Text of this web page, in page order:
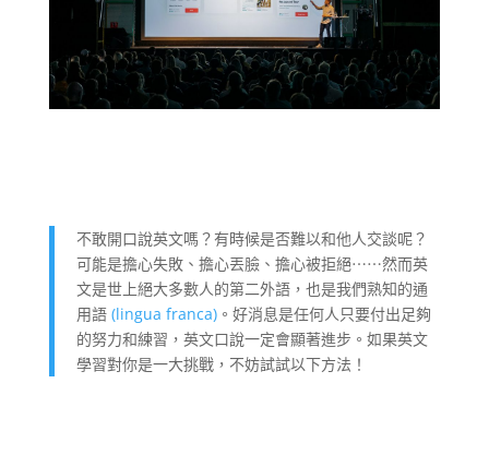
不敢開口說英文嗎？有時候是否難以和他人交談呢？
可能是擔心失敗、擔心丟臉、擔心被拒絕⋯⋯然而英
文是世上絕大多數人的第二外語，也是我們熟知的通
用語 (lingua franca)。好消息是任何人只要付出足夠
的努力和練習，英文口說一定會顯著進步。如果英文
學習對你是一大挑戰，不妨試試以下方法！